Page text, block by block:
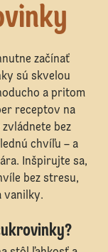
začínať
sú skvelou
a pritom
receptov na
bez
chvíľu – a
Inšpirujte sa,
bez stresu,
vanilky.